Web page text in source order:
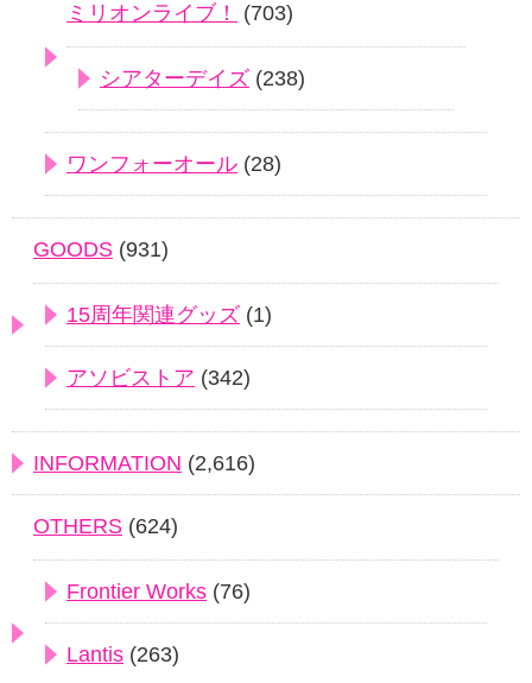
ミリオンライブ！ (703)
シアターデイズ (238)
ワンフォーオール (28)
GOODS (931)
15周年関連グッズ (1)
アソビストア (342)
INFORMATION (2,616)
OTHERS (624)
Frontier Works (76)
Lantis (263)